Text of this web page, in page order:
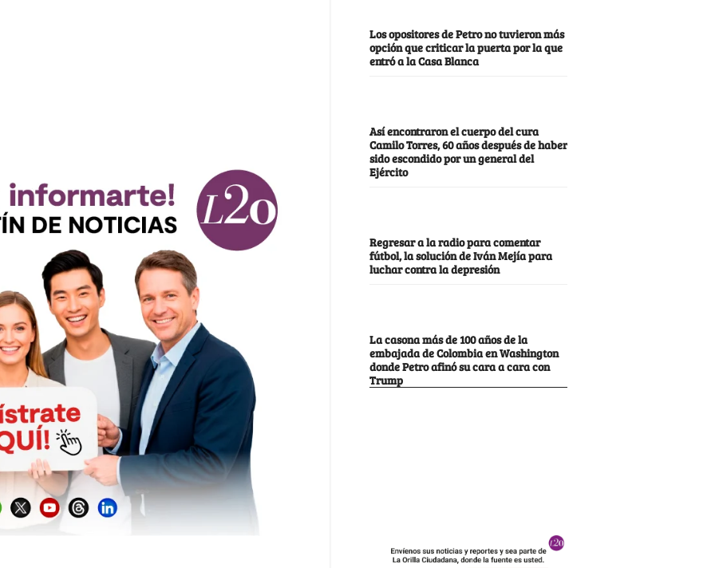
Los opositores de Petro no tuvieron más
opción que criticar la puerta por la que
entró a la Casa Blanca
Así encontraron el cuerpo del cura
Camilo Torres, 60 años después de haber
sido escondido por un general del
Ejército
Regresar a la radio para comentar
fútbol, la solución de Iván Mejía para
luchar contra la depresión
La casona más de 100 años de la
embajada de Colombia en Washington
donde Petro afinó su cara a cara con
Trump